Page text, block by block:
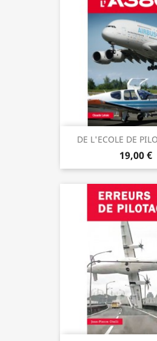
DE L'ECOLE DE
19,00 €